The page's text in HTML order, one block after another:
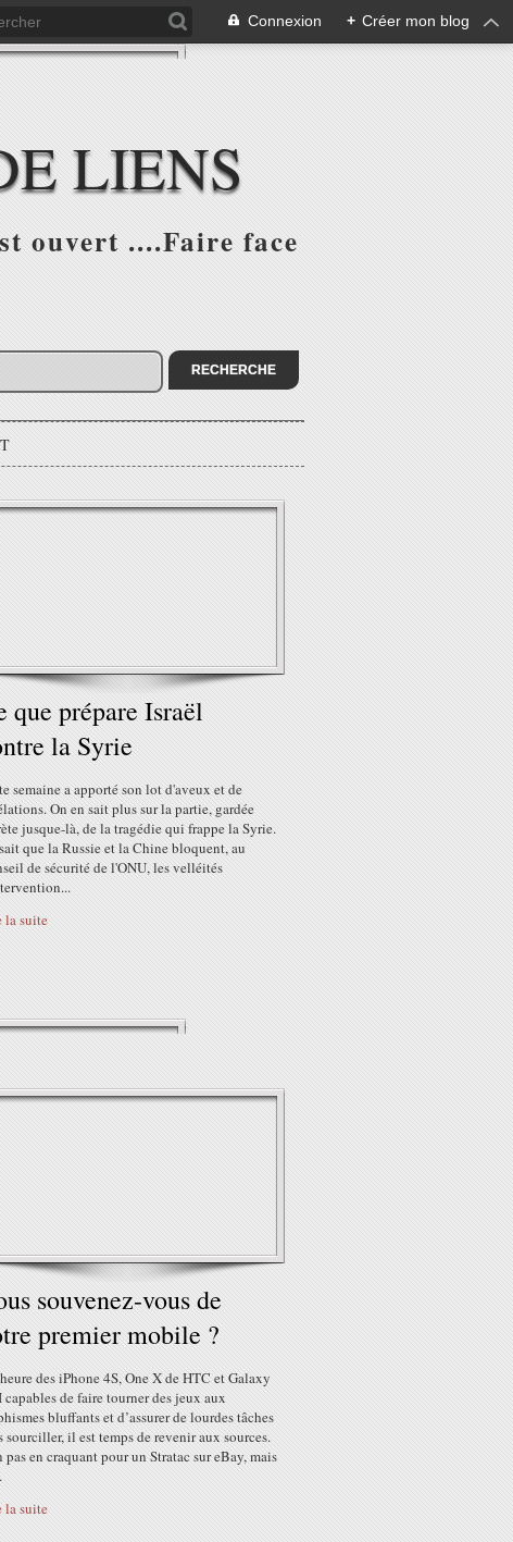
Connexion + Créer mon blog
LIENS
ouvert ....Faire face
que prépare Israël
la Syrie
semaine a apporté son lot d'aveux et de
On en sait plus sur la partie, gardée
jusque-là, de la tragédie qui frappe la Syrie.
que la Russie et la Chine bloquent, au
de sécurité de l'ONU, les velléités
la suite
souvenez-vous de
premier mobile ?
des iPhone 4S, One X de HTC et Galaxy
capables de faire tourner des jeux aux
bluffants et d’assurer de lourdes tâches
sourciller, il est temps de revenir aux sources.
pas en craquant pour un Stratac sur eBay, mais
la suite